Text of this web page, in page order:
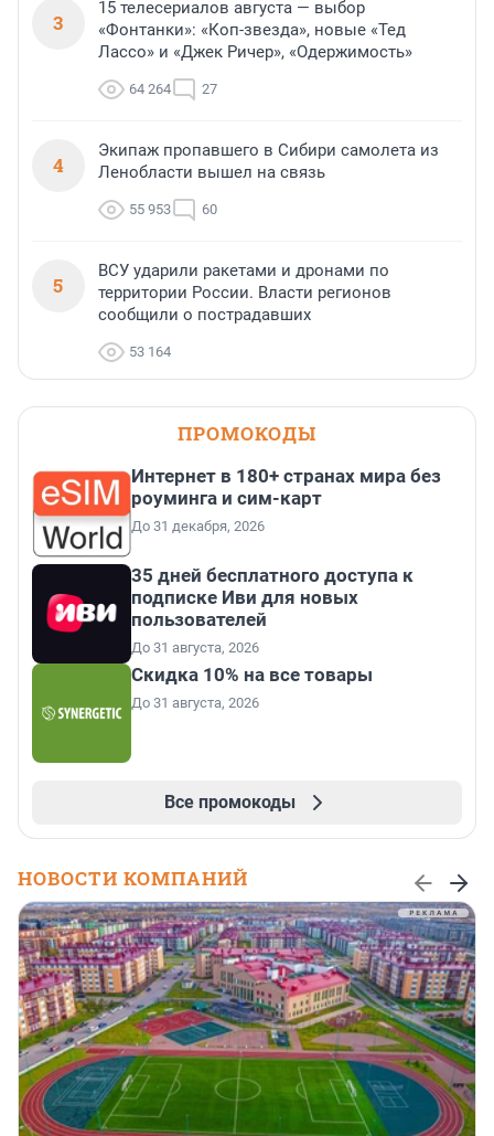
3
15 телесериалов августа — выбор
«Фонтанки»: «Коп-звезда», новые «Тед
Лассо» и «Джек Ричер», «Одержимость»
64 264 27
4
Экипаж пропавшего в Сибири самолета из
Ленобласти вышел на связь
55 953 60
5
ВСУ ударили ракетами и дронами по
территории России. Власти регионов
сообщили о пострадавших
53 164
ПРОМОКОДЫ
Интернет в 180+ странах мира без
роуминга и сим-карт
До 31 декабря, 2026
35 дней бесплатного доступа к
подписке Иви для новых
пользователей
До 31 августа, 2026
Скидка 10% на все товары
До 31 августа, 2026
Все промокоды
НОВОСТИ КОМПАНИЙ